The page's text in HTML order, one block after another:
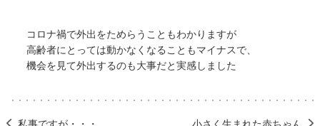
コロナ禍で外出をためらうこともわかりますが
高齢者にとっては動かなくなることもマイナスで、
機会を見て外出するのも大事だと実感しました
私事ですが・・・ 小さく生まれた赤ちゃん